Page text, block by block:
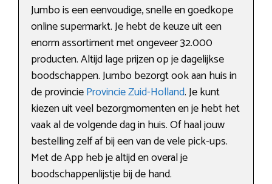
Jumbo is een eenvoudige, snelle en goedkope
online supermarkt. Je hebt de keuze uit een
enorm assortiment met ongeveer 32.000
producten. Altijd lage prijzen op je dagelijkse
boodschappen. Jumbo bezorgt ook aan huis in
de provincieProvincie Zuid-Holland. Je kunt
kiezen uit veel bezorgmomenten en je hebt het
vaak al de volgende dag in huis. Of haal jouw
bestelling zelf af bij een van de vele pick-ups.
Met de App heb je altijd en overal je
boodschappenlijstje bij de hand.